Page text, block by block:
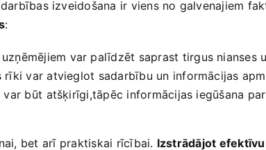
izveidošana ir viens no galvenajiem
:
var palīdzēt saprast tirgus ‍nianses⁢
rīki var atvieglot sadarbību un informācijas
​būt ⁣atšķirīgi,tāpēc informācijas iegūšana
bet⁢ arī praktiskai rīcībai. Izstrādājot